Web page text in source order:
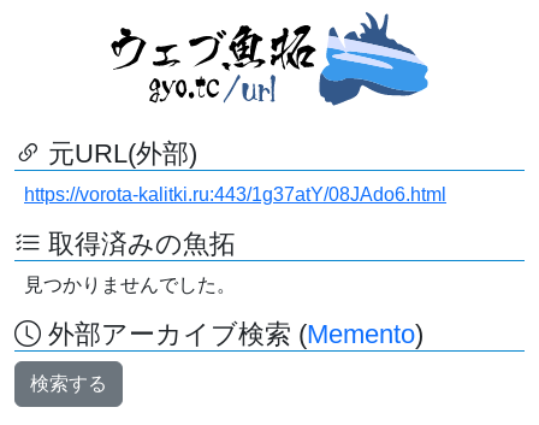
元URL(外部)
https://vorota-kalitki.ru:443/1g37atY/08JAdo6.html
取得済みの魚拓
見つかりませんでした。
外部アーカイブ検索 (Memento)
検索する